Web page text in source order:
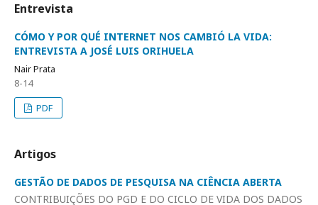
Entrevista
CÓMO Y POR QUÉ INTERNET NOS CAMBIÓ LA VIDA:
ENTREVISTA A JOSÉ LUIS ORIHUELA
Nair Prata
8-14
PDF
Artigos
GESTÃO DE DADOS DE PESQUISA NA CIÊNCIA ABERTA
CONTRIBUIÇÕES DO PGD E DO CICLO DE VIDA DOS DADOS